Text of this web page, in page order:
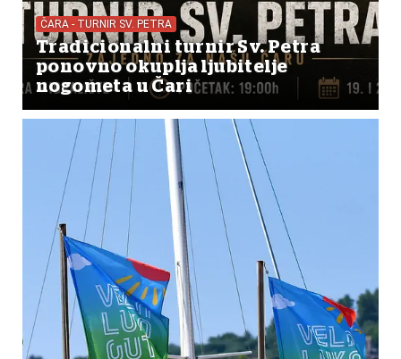
ČARA - TURNIR SV. PETRA
Tradicionalni turnir Sv. Petra
ponovno okuplja ljubitelje
nogometa u Čari